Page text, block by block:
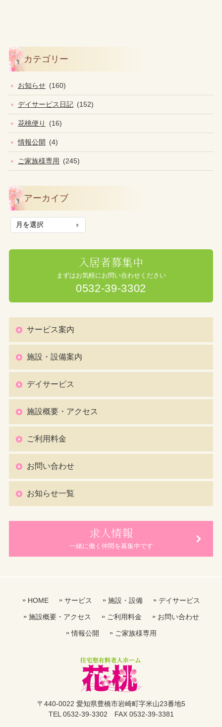
カテゴリー
お知らせ (160)
デイサービス日記 (152)
花桃便り (16)
情報公開 (4)
ご家族様専用 (245)
アーカイブ
入居者募集中
まずはお気軽にお問い合わせください
0532-39-3302
サービス案内
施設・設備案内
デイサービス
施設概要・アクセス
ご利用料金
お問い合わせ
お知らせ一覧
求人情報
一緒に働く仲間を募集中です
HOME サービス 施設・設備 デイサービス
施設概要・アクセス ご利用料金 お問い合わせ
情報公開 ご家族様専用
〒440-0022 愛知県豊橋市岩崎町字米山23番地5
TEL 0532-39-3302 FAX 0532-39-3381